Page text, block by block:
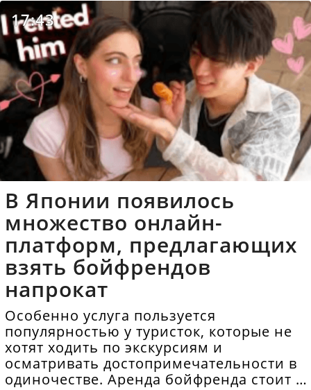
17:43
В Японии появилось
множество онлайн-
платформ, предлагающих
взять бойфрендов
напрокат
Особенно услуга пользуется
популярностью у туристок, которые не
хотят ходить по экскурсиям и
осматривать достопримечательности в
одиночестве. Аренда бойфренда стоит в